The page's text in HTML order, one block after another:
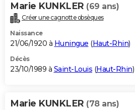
Marie KUNKLER (69 ans)
Créer une cagnotte obsèques
Naissance
21/06/1920 à Huningue (Haut-Rhin)
Décès
23/10/1989 à Saint-Louis (Haut-Rhin)
Marie KUNKLER (78 ans)